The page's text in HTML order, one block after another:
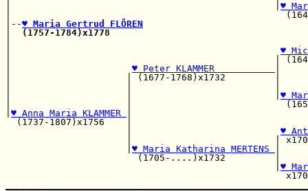
♥
|
|--♥ Maria Gertrud FLÖREN
(1757-1784)x1778
♥
|                                                |
♥ Peter KLAMMER
|                     | (1677-
♥
|                     |
♥ Anna Maria KLAMMER
(1737-1807)x1756    |
♥
|
♥ Maria Katharina MERTENS
(1705-....)x1732
♥